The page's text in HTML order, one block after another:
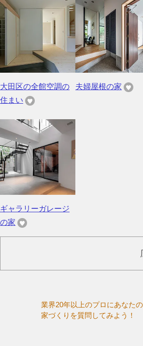
大田区の全館空調の
住まい
夫婦屋根の家
ギャラリーガレージ
の家
業界20年以上のプロにあなたの
家づくりを質問してみよう！